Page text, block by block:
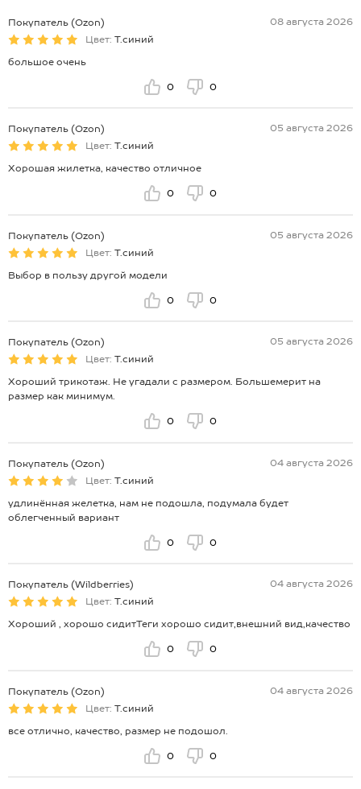
Покупатель (Ozon)
08 августа 2026
Цвет: Т.синий
большое очень
0 0
Покупатель (Ozon)
05 августа 2026
Цвет: Т.синий
Хорошая жилетка, качество отличное
0 0
Покупатель (Ozon)
05 августа 2026
Цвет: Т.синий
Выбор в пользу другой модели
0 0
Покупатель (Ozon)
05 августа 2026
Цвет: Т.синий
Хороший трикотаж. Не угадали с размером. Большемерит на
размер как минимум.
0 0
Покупатель (Ozon)
04 августа 2026
Цвет: Т.синий
удлинённая желетка, нам не подошла, подумала будет
облегченный вариант
0 0
Покупатель (Wildberries)
04 августа 2026
Цвет: Т.синий
Хороший , хорошо сидитТеги хорошо сидит,внешний вид,качество
0 0
Покупатель (Ozon)
04 августа 2026
Цвет: Т.синий
все отлично, качество, размер не подошол.
0 0